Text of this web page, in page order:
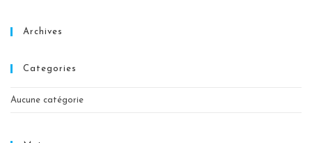
Archives
Categories
Aucune catégorie